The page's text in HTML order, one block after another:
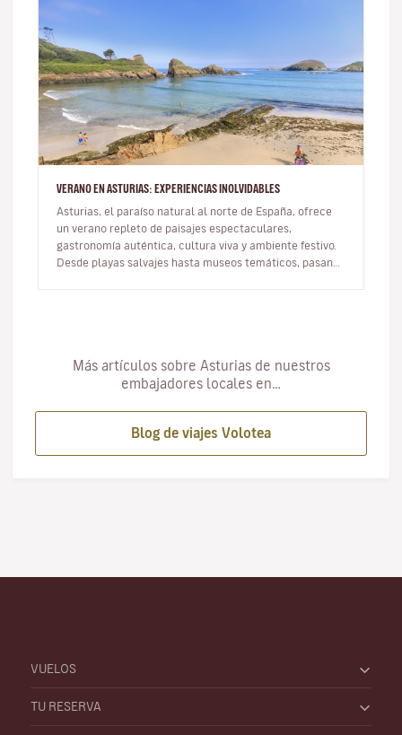
VERANO EN ASTURIAS: EXPERIENCIAS INOLVIDABLES
Asturias, el paraíso natural al norte de España, ofrece
un verano repleto de paisajes espectaculares,
gastronomía auténtica, cultura viva y ambiente festivo.
Desde playas salvajes hasta museos temáticos, pasando
Más artículos sobre Asturias de nuestros
embajadores locales en…
Blog de viajes Volotea
VUELOS
TU RESERVA